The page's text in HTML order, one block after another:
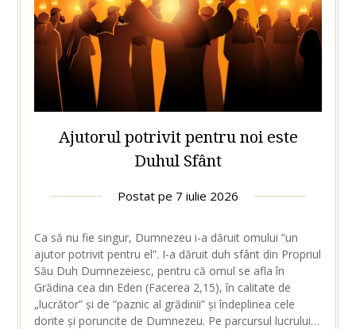
Ajutorul potrivit pentru noi este
Duhul Sfânt
Postat pe 7 iulie 2026
Ca să nu fie singur, Dumnezeu i-a dăruit omului ”un
ajutor potrivit pentru el”. I-a dăruit duh sfânt din Propriul
Său Duh Dumnezeiesc, pentru că omul se afla în
Grădina cea din Eden (Facerea 2,15), în calitate de
„lucrător” și de ”paznic al grădinii” și îndeplinea cele
dorite și poruncite de Dumnezeu. Pe parcursul lucrului…